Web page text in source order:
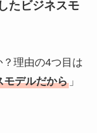
たビジネスモ
理由の4つ目は
モデルだから」